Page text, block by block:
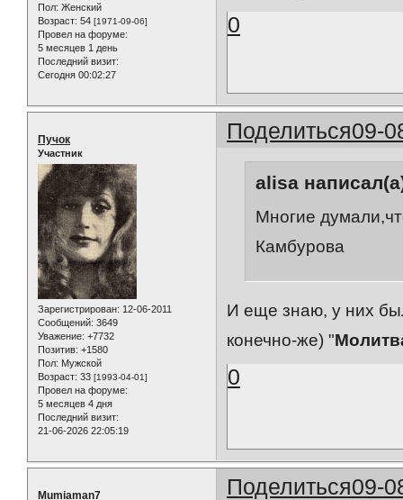
Пол: Женский
Возраст: 54 [1971-09-06]
Провел на форуме:
5 месяцев 1 день
Последний визит:
Сегодня 00:02:27
0
Поделиться09-
Пучок
Участник
Зарегистрирован: 12-06-2011
Сообщений: 3649
Уважение: +7732
Позитив: +1580
Пол: Мужской
Возраст: 33 [1993-04-01]
Провел на форуме:
5 месяцев 4 дня
Последний визит:
21-06-2026 22:05:19
alisa
Многие
Камбурова
И еще знаю, у них
конечно-же) "
0
Поделиться09-
Mumiaman7